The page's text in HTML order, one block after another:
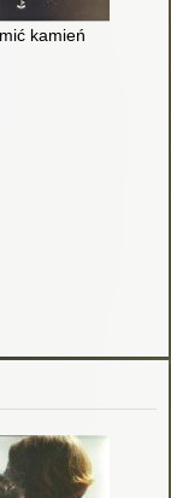
kamień